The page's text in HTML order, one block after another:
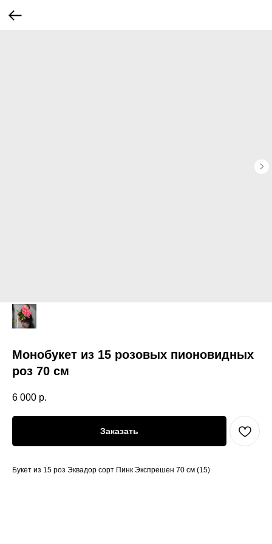
Монобукет из 15 розовых пионовидных
роз 70 см
6 000 р.
Заказать
Букет из 15 роз Эквадор сорт Пинк Экспрешен 70 см (15)